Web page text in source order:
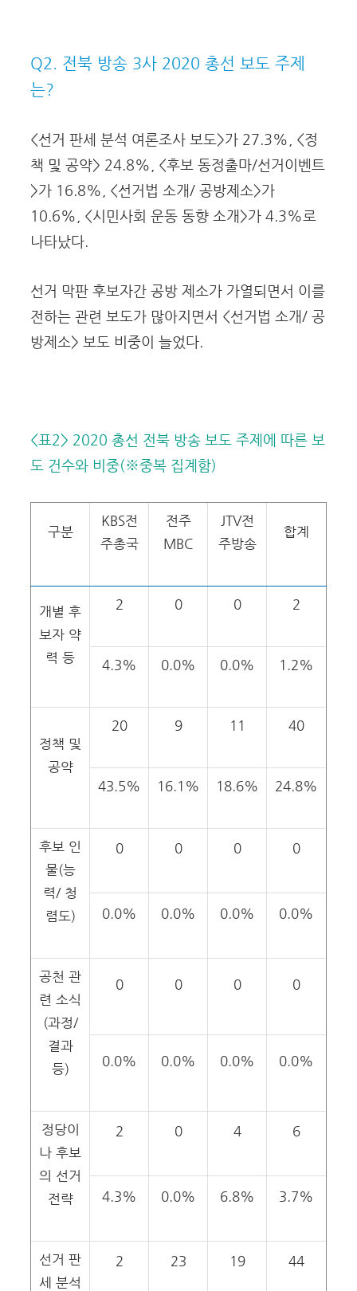
Q2. 전북 방송 3사 2020 총선 보도 주제
는?
<선거 판세 분석 여론조사 보도>가 27.3%, <정
책 및 공약> 24.8%, <후보 동정출마/선거이벤트
>가 16.8%, <선거법 소개/ 공방제소>가
10.6%, <시민사회 운동 동향 소개>가 4.3%로
나타났다.
선거 막판 후보자간 공방 제소가 가열되면서 이를
전하는 관련 보도가 많아지면서 <선거법 소개/ 공
방제소> 보도 비중이 늘었다.
<표2> 2020 총선 전북 방송 보도 주제에 따른 보
도 건수와 비중(※중복 집계함)
구분
KBS전
주총국
전주
MBC
JTV전
주방송
합계
개별 후
보자 약
력 등
2 0 0 2
4.3% 0.0% 0.0% 1.2%
정책 및
공약
20 9 11 40
43.5% 16.1% 18.6% 24.8%
후보 인
물(능
력/ 청
렴도)
0 0 0 0
0.0% 0.0% 0.0% 0.0%
공천 관
련 소식
(과정/
결과
등)
0 0 0 0
0.0% 0.0% 0.0% 0.0%
정당이
나 후보
의 선거
전략
2 0 4 6
4.3% 0.0% 6.8% 3.7%
선거 판
세 분석
2 23 19 44